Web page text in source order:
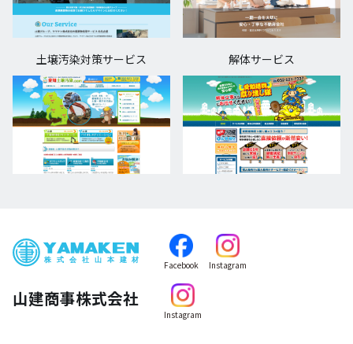
土壌汚染対策サービス 解体サービス
Facebook Instagram
山建商事株式会社
Instagram